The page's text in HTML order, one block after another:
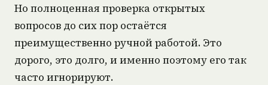
Но полноценная проверка открытых
вопросов до сих пор остаётся
преимущественно ручной работой. Это
дорого, это долго, и именно поэтому его так
часто игнорируют.